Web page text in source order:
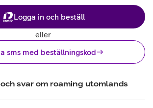
med BankID i ett nytt fönster
Logga in och beställ
eller
sms med beställningskod
svar om roaming utomlands